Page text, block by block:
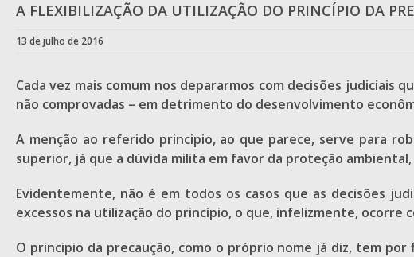
A FLEXIBILIZAÇÃO DA UTILIZAÇÃO DO PRINCÍPIO DA
13 de julho de 2016
Cada vez mais comum nos depararmos com decisões judiciais
não comprovadas – em detrimento do desenvolvimento
A menção ao referido principio, ao que parece, serve para
superior, já que a dúvida milita em favor da proteção
Evidentemente, não é em todos os casos que as decisões
excessos na utilização do princípio, o que, infelizmente, ocorre
O principio da precaução, como o próprio nome já diz, tem